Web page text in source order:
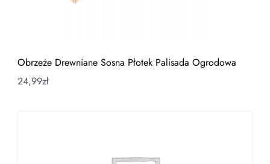
Obrzeże Drewniane Sosna Płotek Palisada Ogrodowa
24,99zł